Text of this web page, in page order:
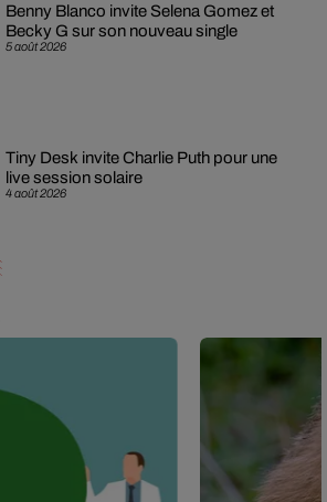
5 août 2026
Benny Blanco invite Selena Gomez et
Becky G sur son nouveau single
4 août 2026
Tiny Desk invite Charlie Puth pour une
live session solaire